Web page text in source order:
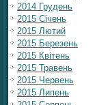
2014 Грудень
2015 Січень
2015 Лютий
2015 Березень
2015 Квітень
2015 Травень
2015 Червень
2015 Липень